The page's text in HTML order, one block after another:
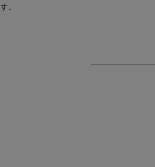
す。